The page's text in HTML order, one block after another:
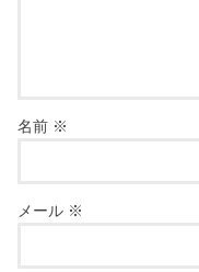
名前 ※
メール ※